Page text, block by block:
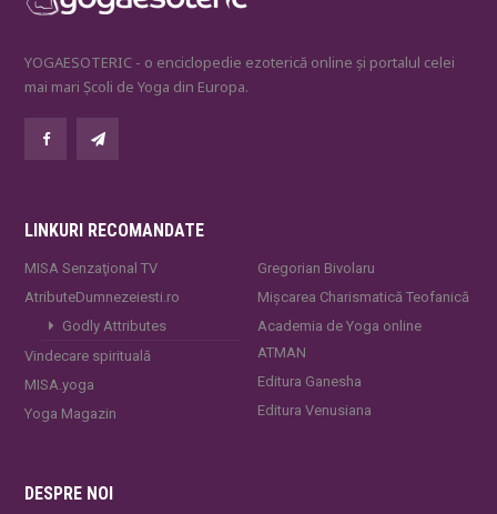
YOGAESOTERIC - o enciclopedie ezoterică online și portalul celei
mai mari Școli de Yoga din Europa.
LINKURI RECOMANDATE
MISA Senzaţional TV
AtributeDumnezeiesti.ro
Godly Attributes
Vindecare spirituală
MISA.yoga
Yoga Magazin
Gregorian Bivolaru
Mișcarea Charismatică Teofanică
Academia de Yoga online
ATMAN
Editura Ganesha
Editura Venusiana
DESPRE NOI